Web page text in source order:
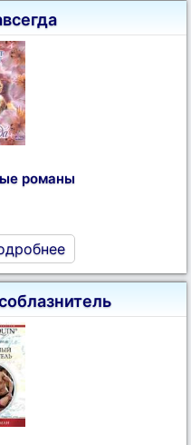
романы